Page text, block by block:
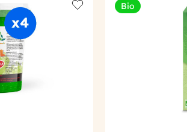
Add to wishlist
Bio